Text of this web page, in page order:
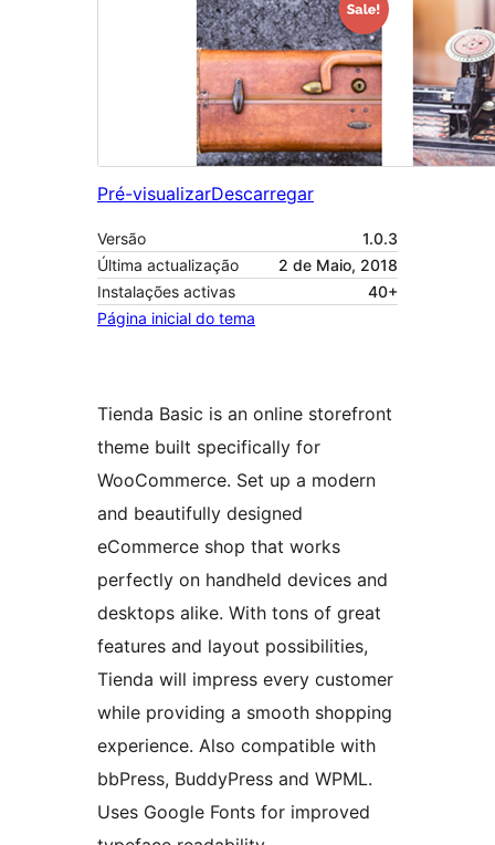
Pré-visualizarDescarregar
Versão
1.0.3
Última actualização
2 de Maio, 2018
Instalações activas
40+
Página inicial do tema
Tienda Basic is an online storefront
theme built specifically for
WooCommerce. Set up a modern
and beautifully designed
eCommerce shop that works
perfectly on handheld devices and
desktops alike. With tons of great
features and layout possibilities,
Tienda will impress every customer
while providing a smooth shopping
experience. Also compatible with
bbPress, BuddyPress and WPML.
Uses Google Fonts for improved